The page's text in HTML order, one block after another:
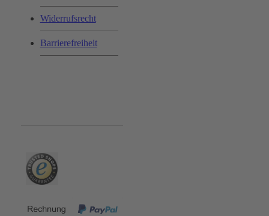
Widerrufsrecht
Barrierefreiheit